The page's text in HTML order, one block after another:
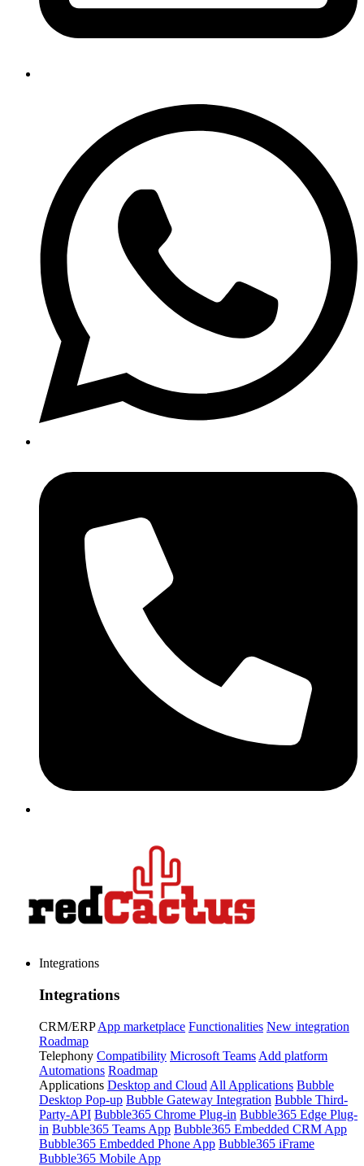
Integrations
Integrations
CRM/ERP App marketplace Functionalities New integration
Roadmap
Telephony Compatibility Microsoft Teams Add platform
Automations Roadmap
Applications Desktop and Cloud All Applications Bubble
Desktop Pop-up Bubble Gateway Integration Bubble Third-
Party-API Bubble365 Chrome Plug-in Bubble365 Edge Plug-
in Bubble365 Teams App Bubble365 Embedded CRM App
Bubble365 Embedded Phone App Bubble365 iFrame
Bubble365 Mobile App